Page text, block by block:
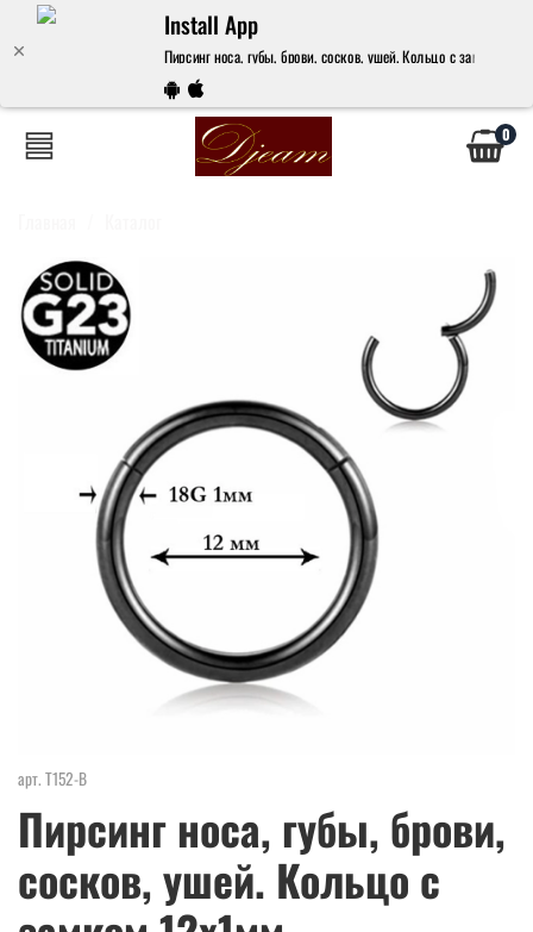
Install App
Пирсинг носа, губы, брови, сосков, ушей. Кольцо с замком
0
арт. Т152-В
Пирсинг носа, губы, брови,
сосков, ушей. Кольцо с